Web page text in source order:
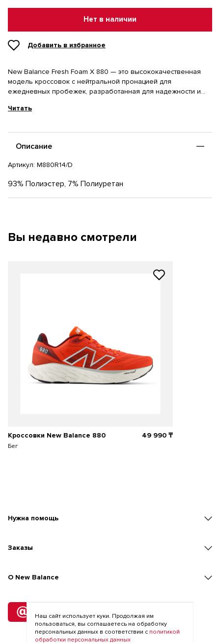
Нет в наличии
Добавить в избранное
New Balance Fresh Foam X 880 — это высококачественная
модель кроссовок с нейтральной пронацией для
ежедневных пробежек, разработанная для надежности и
амортизацию и легкую, дышащую конструкцию.
биоразлагаемых компонентов около 3% обеспечивает
Сетчатый верх невероятно удобен и обеспечивает
Читать
Описание
Артикул: M880R14/D
93% Полиэстер, 7% Полиуретан
Вы недавно смотрели
Кроссовки New Balance 880
Бег
49 990₸
Нужна помощь
Заказы
O New Balance
на рассылку
Наш сайт использует куки. Продолжая им
пользоваться, вы соглашаетесь на обработку
персональных данных в соответствии с политикой
обработки персональных данных